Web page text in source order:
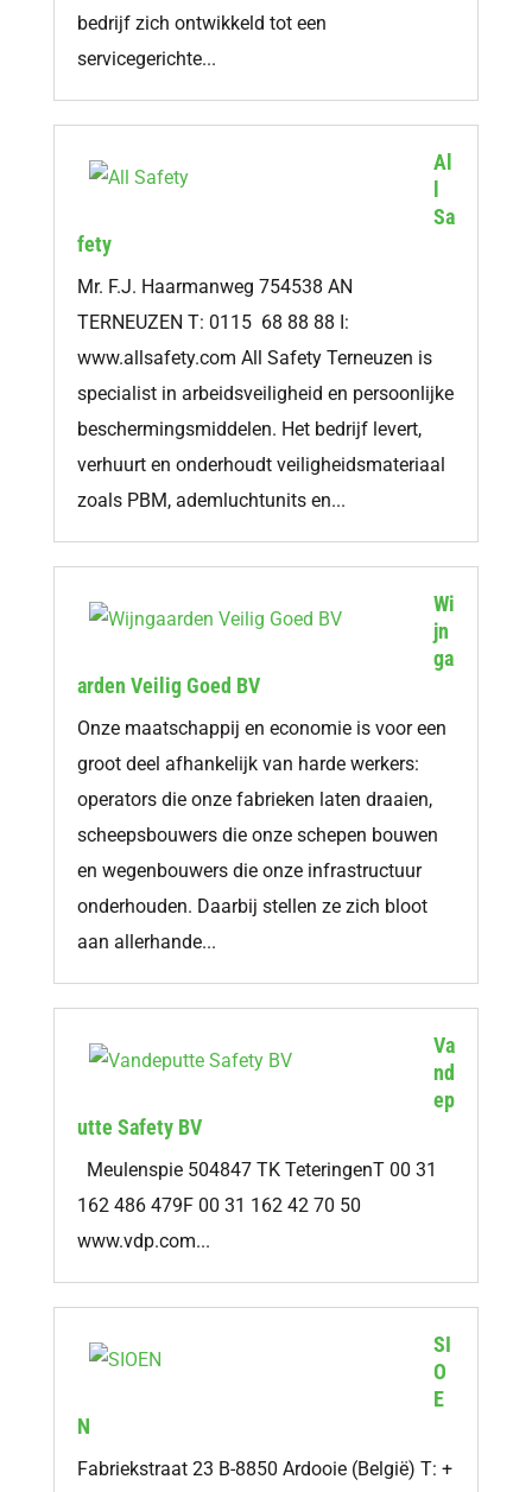
bedrijf zich ontwikkeld tot een
servicegerichte...
Al
Sa
fety
Mr. F.J. Haarmanweg 754538 AN
TERNEUZEN T: 0115 68 88 88 I:
www.allsafety.com All Safety Terneuzen is
specialist in arbeidsveiligheid en persoonlijke
beschermingsmiddelen. Het bedrijf levert,
verhuurt en onderhoudt veiligheidsmateriaal
zoals PBM, ademluchtunits en...
Wi
jn
ga
arden Veilig Goed BV
Onze maatschappij en economie is voor een
groot deel afhankelijk van harde werkers:
operators die onze fabrieken laten draaien,
scheepsbouwers die onze schepen bouwen
en wegenbouwers die onze infrastructuur
onderhouden. Daarbij stellen ze zich bloot
aan allerhande...
Va
nd
ep
utte Safety BV
Meulenspie 504847 TK TeteringenT 00 31
162 486 479F 00 31 162 42 70 50
www.vdp.com...
SI
O
E
N
Fabriekstraat 23 B-8850 Ardooie (België) T: +